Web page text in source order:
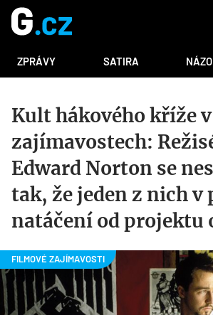
ZPRÁVY SATIRA
Kult hákového kříže v
zajímavostech:
Edward Norton se
tak, že jeden z nich v
natáčení od projektu